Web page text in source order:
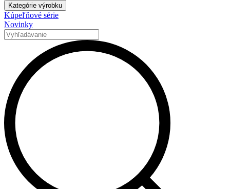
Kategórie výrobku
Kúpeľňové série
Novinky